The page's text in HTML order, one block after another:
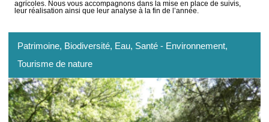
agricoles. Nous vous accompagnons dans la mise en place de suivis,
leur réalisation ainsi que leur analyse à la fin de l’année.
Patrimoine, Biodiversité, Eau, Santé - Environnement,
Tourisme de nature